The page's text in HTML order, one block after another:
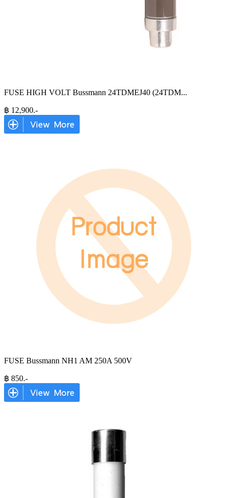
FUSE HIGH VOLT Bussmann 24TDMEJ40 (24TDM...
฿ 12,900.-
FUSE Bussmann NH1 AM 250A 500V
฿ 850.-